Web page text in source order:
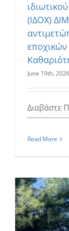
(ΙΔΟΧ)
June 19th, 2026
Διαβάστε
Read More